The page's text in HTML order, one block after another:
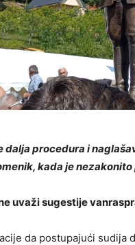
dalja procedura i
kada je
uvaži sugestije
da postupajući sudija